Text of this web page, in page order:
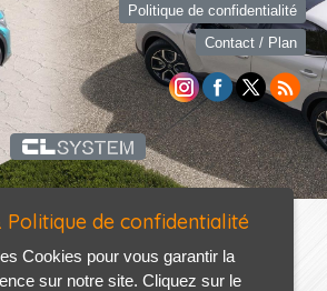
Politique de confidentialité
Contact / Plan
Politique de confidentialité
Cookies pour vous garantir la
sur notre site. Cliquez sur le